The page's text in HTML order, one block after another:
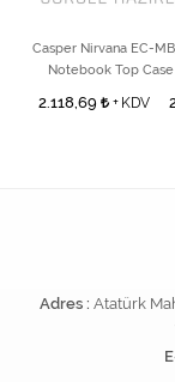
Casper Nirvana EC-
Notebook Top
2.118,69 + KDV
Adres : Atatürk